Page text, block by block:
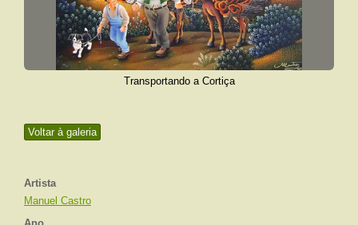
Voltar à galeria
Artista
Manuel Castro
Transportando a Cortiça